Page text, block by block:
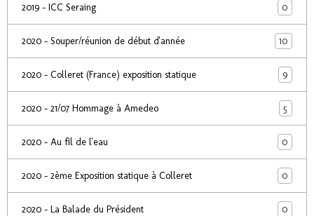
2019 - ICC Seraing 0
2020 - Souper/réunion de début d'année 10
2020 - Colleret (France) exposition statique 9
2020 - 21/07 Hommage à Amedeo 5
2020 - Au fil de l'eau 0
2020 - 2ème Exposition statique à Colleret 0
2020 - La Balade du Président 0